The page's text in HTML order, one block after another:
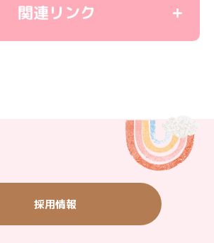
関連リンク
ィシュトンホテル）
・ショッピング他）
採用情報